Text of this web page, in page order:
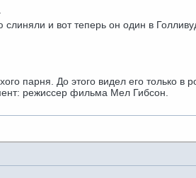
и вот теперь он один в
парня. До этого видел его только
режиссер фильма Мел Гибсон.